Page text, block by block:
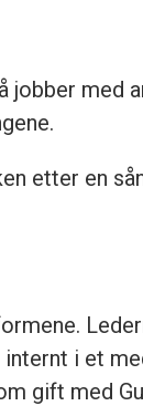
jobber med
etter en
i et
gift med